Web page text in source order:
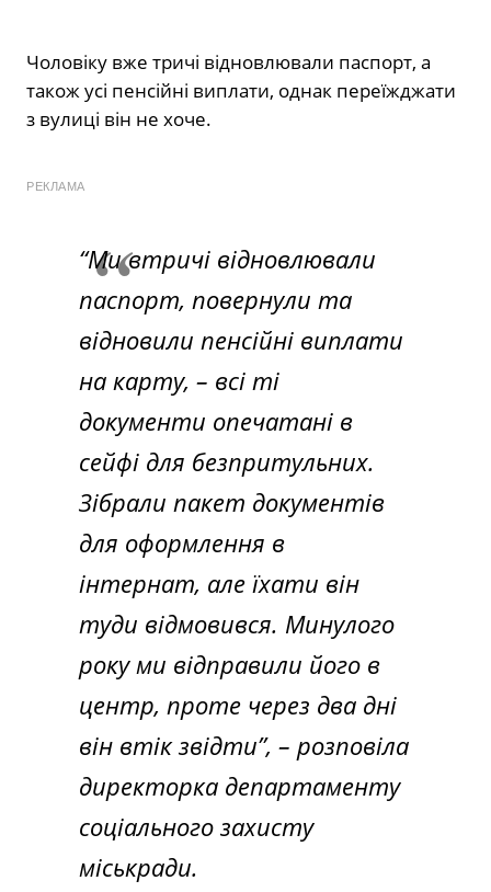
Чоловіку вже тричі відновлювали паспорт, а
також усі пенсійні виплати, однак переїжджати
з вулиці він не хоче.
РЕКЛАМА
“Ми втричі відновлювали
паспорт, повернули та
відновили пенсійні виплати
на карту, – всі ті
документи опечатані в
сейфі для безпритульних.
Зібрали пакет документів
для оформлення в
інтернат, але їхати він
туди відмовився. Минулого
року ми відправили його в
центр, проте через два дні
він втік звідти”, – розповіла
директорка департаменту
соціального захисту
міськради.